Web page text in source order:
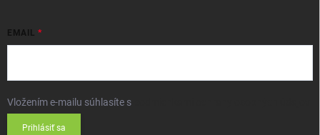
EMAIL
Vložením e-mailu súhlasíte s
Prihlásiť sa